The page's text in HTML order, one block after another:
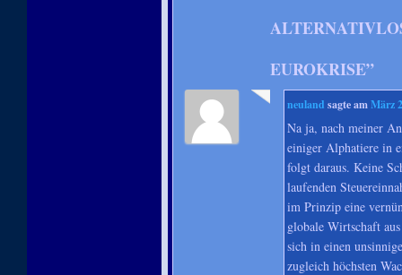
EUROKRISE”
neuland sagte amMärz
Na ja, nach meiner
einiger Alphatiere in
folgt daraus. Keine
laufenden
im Prinzip eine
globale Wirtschaft
sich in einen
zugleich höchsten